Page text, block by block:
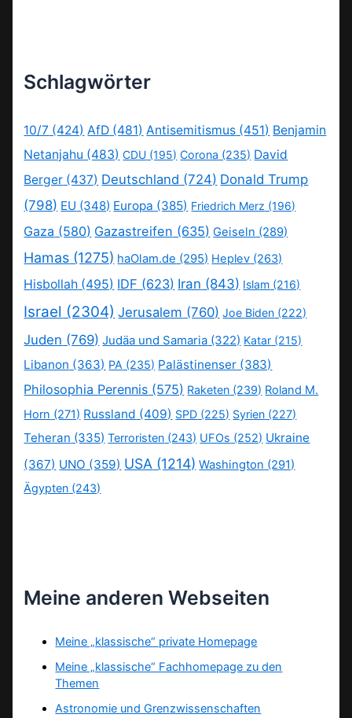
Schlagwörter
10/7 (424) AfD (481) Antisemitismus (451) Benjamin
Netanjahu (483) CDU (195) Corona (235) David
Berger (437) Deutschland (724) Donald Trump
(798) EU (348) Europa (385) Friedrich Merz (196)
Gaza (580) Gazastreifen (635) Geiseln (289)
Hamas (1275) haOlam.de (295) Heplev (263)
Hisbollah (495) IDF (623) Iran (843) Islam (216)
Israel (2304) Jerusalem (760) Joe Biden (222)
Juden (769) Judäa und Samaria (322) Katar (215)
Libanon (363) PA (235) Palästinenser (383)
Philosophia Perennis (575) Raketen (239) Roland M.
Horn (271) Russland (409) SPD (225) Syrien (227)
Teheran (335) Terroristen (243) UFOs (252) Ukraine
(367) UNO (359) USA (1214) Washington (291)
Ägypten (243)
Meine anderen Webseiten
Meine „klassische“ private Homepage
Meine „klassische“ Fachhomepage zu den
Themen
Astronomie und Grenzwissenschaften